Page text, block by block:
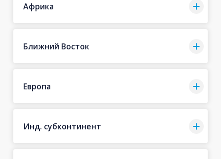
Африка
Ближний Восток
Европа
Инд. субконтинент